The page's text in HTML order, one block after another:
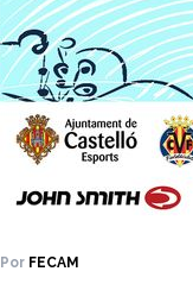
Por FECAM